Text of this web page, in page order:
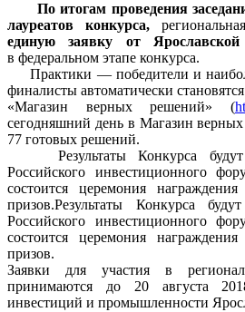
По итогам проведения
лауреатов конкурса,
единую заявку от Ярославской
в федеральном этапе конкурса.
Практики — победители и
финалисты автоматически
«Магазин верных решений» (
сегодняшний день в Магазин
77 готовых решений.
Результаты Конкурса будут
Российского инвестиционного
состоится церемония
призов.Результаты Конкурса
Российского инвестиционного
состоится церемония
призов.
Заявки для участия в
принимаются до 20 августа
инвестиций и промышленности